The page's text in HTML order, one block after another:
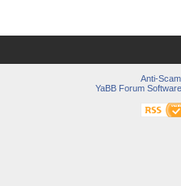
Anti-Scam
YaBB Forum Software